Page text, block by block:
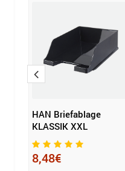
HAN Briefablage
KLASSIK XXL
8,48€